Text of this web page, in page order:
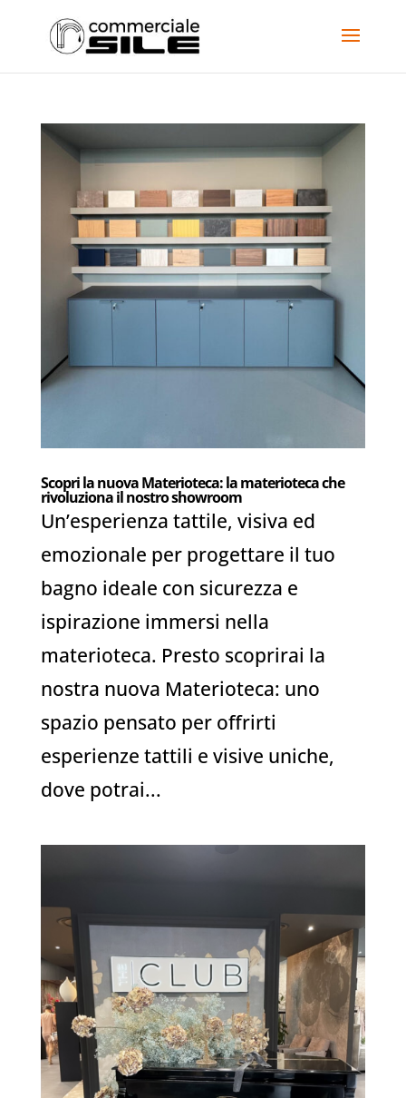
Scopri la nuova Materioteca: la materioteca che
rivoluziona il nostro showroom
Un’esperienza tattile, visiva ed
emozionale per progettare il tuo
bagno ideale con sicurezza e
ispirazione immersi nella
materioteca. Presto scoprirai la
nostra nuova Materioteca: uno
spazio pensato per offrirti
esperienze tattili e visive uniche,
dove potrai...